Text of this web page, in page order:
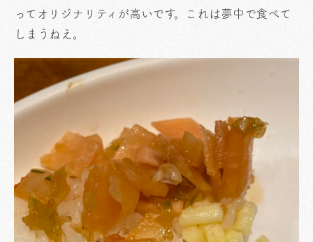
ってオリジナリティが高いです。これは夢中で食べて
しまうねえ。